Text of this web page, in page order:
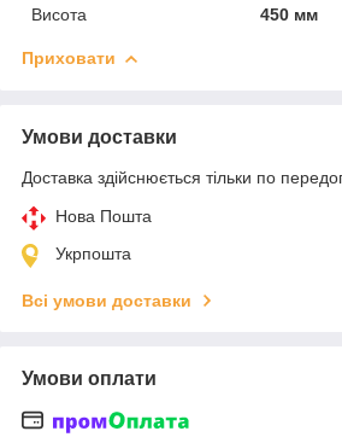
Висота
450 мм
Приховати
Умови доставки
Доставка здійснюється тільки по
Нова Пошта
Укрпошта
Всі умови доставки
Умови оплати